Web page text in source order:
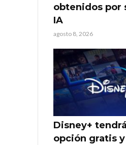
obtenidos por
IA
agosto 8, 2026
Disney+
opción gratis